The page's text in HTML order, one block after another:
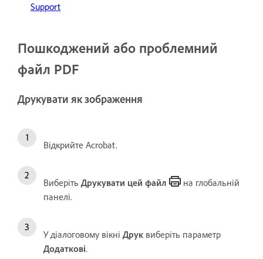
Support
Пошкоджений або проблемний
файл PDF
Друкувати як зображення
Відкрийте Acrobat.
ВиберітьДрукувати цей файл
на глобальній
панелі.
У діалоговому вікніДрук виберіть параметр
Додаткові.